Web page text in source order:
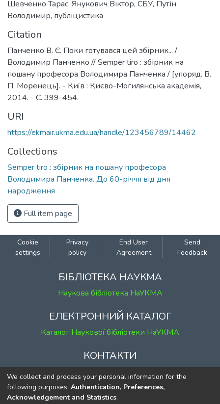
Шевченко Тарас, Янукович Віктор, СБУ, Путін
Володимир, публіцистика
Citation
Панченко В. Є. Поки готувався цей збірник... /
Володимир Панченко // Semper tiro : збірник на
пошану професора Володимира Панченка / [упоряд. В.
П. Моренець]. - Київ : Києво-Могилянська академія,
2014. - С. 399-454.
URI
https://ekmair.ukma.edu.ua/handle/123456789/14462
Collections
Semper tiro : збірник на пошану професора
Володимира Панченка. До 60-річчя від дня
народження
Full item page
Cookie
settings
Privacy
policy
End User
Agreement
Send
Feedback
БІБЛІОТЕКА НАУКМА
Наукова бібліотека НаУКМА
ЕЛЕКТРОННИЙ КАТАЛОГ
Каталог Наукової бібліотеки НаУКМА
КОНТАКТИ
м. Київ, вул. Григорія Сковороди, 2
к. 1, к. 120
тел. (044) 463-69-31
We collect and process your personal information for the
following purposes: Authentication, Preferences,
Acknowledgement and Statistics.